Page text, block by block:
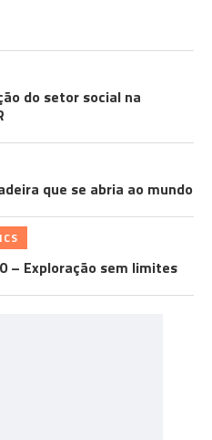
do setor social na
que se abria ao mundo
– Exploração sem limites